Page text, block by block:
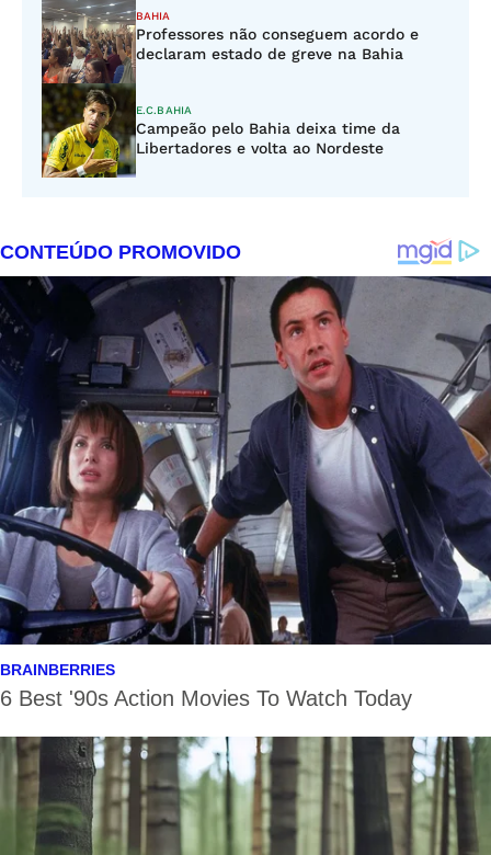
BAHIA
Professores não conseguem acordo e
declaram estado de greve na Bahia
E.C.BAHIA
Campeão pelo Bahia deixa time da
Libertadores e volta ao Nordeste